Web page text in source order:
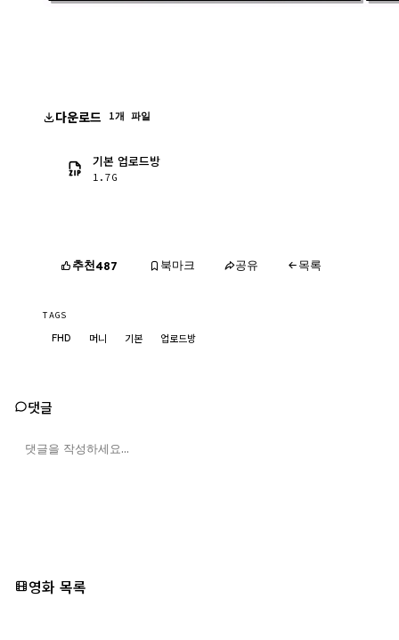
다운로드 1개 파일
기본 업로드방
1.7G
추천487 북마크 공유 목록
TAGS
FHD 머니 기본 업로드방
댓글
영화 목록